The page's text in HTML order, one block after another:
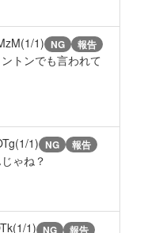
1) NG 報告
トンでも言われて
1) NG 報告
ゃね？
1) NG 報告